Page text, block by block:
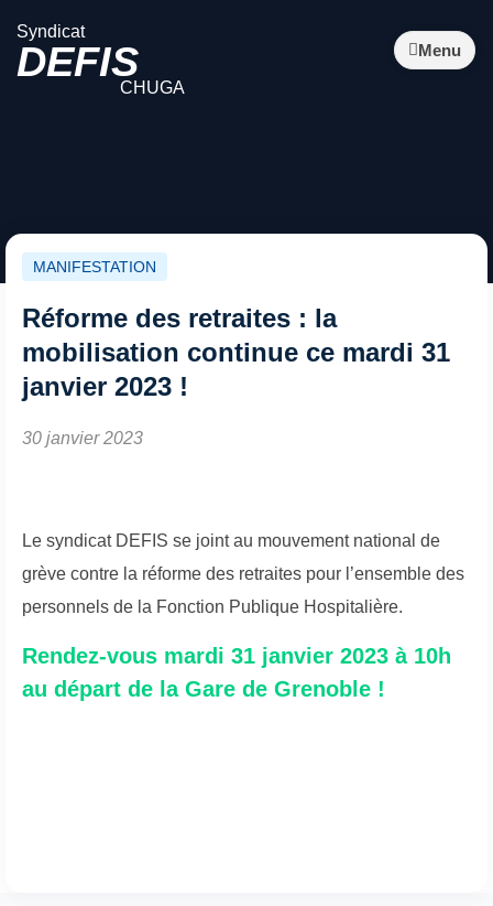
Syndicat
DEFIS
CHUGA
Menu
MANIFESTATION
Réforme des retraites : la
mobilisation continue ce mardi 31
janvier 2023 !
30 janvier 2023
Le syndicat DEFIS se joint au mouvement national de
grève contre la réforme des retraites pour l’ensemble des
personnels de la Fonction Publique Hospitalière.
Rendez-vous mardi 31 janvier 2023 à 10h
au départ de la Gare de Grenoble !